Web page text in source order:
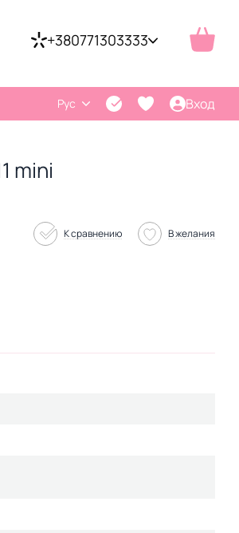
+380771303333
Рус Вход
mini
К сравнению В желания